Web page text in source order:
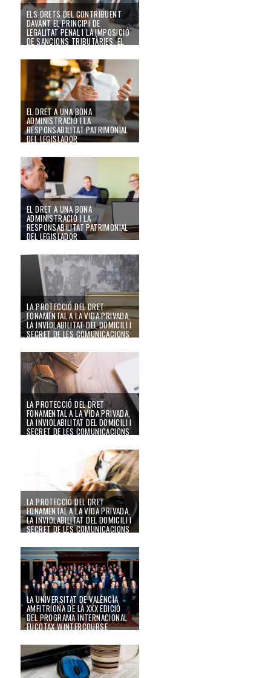
ELS DRETS DEL CONTRIBUENT
DAVANT EL PRINCIPI DE
LEGALITAT PENAL I LA IMPOSICIÓ
DE SANCIONS TRIBUTÀRIES, EL
I EL DRET A LA DOBLE INSTÀNCIA
24/09/22
EL DRET A UNA BONA
ADMINISTRACIÓ I LA
RESPONSABILITAT PATRIMONIAL
DEL LEGISLADOR
EL DRET A UNA BONA
ADMINISTRACIÓ I LA
RESPONSABILITAT PATRIMONIAL
DEL LEGISLADOR
LA PROTECCIÓ DEL DRET
FONAMENTAL A LA VIDA PRIVADA,
LA INVIOLABILITAT DEL DOMICILI I
SECRET DE LES COMUNICACIONS
24/09/22
LA PROTECCIÓ DEL DRET
FONAMENTAL A LA VIDA PRIVADA,
LA INVIOLABILITAT DEL DOMICILI I
SECRET DE LES COMUNICACIONS
LA PROTECCIÓ DEL DRET
FONAMENTAL A LA VIDA PRIVADA,
LA INVIOLABILITAT DEL DOMICILI I
SECRET DE LES COMUNICACIONS
24/09/22
LA UNIVERSITAT DE VALÈNCIA
AMFITRIONA DE LA XXX EDICIÓ
DEL PROGRAMA INTERNACIONAL
EUCOTAX WINTERCOURSE